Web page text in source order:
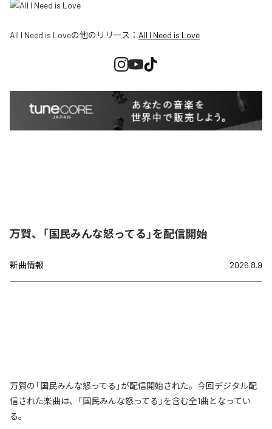
All I Need is Loveの他のリリース： All I Need is Love
万賀、「国民みんな怒ってる」を配信開始
新曲情報 2026.8.9
万賀の「国民みんな怒ってる」が配信開始された。今回デジタル配
信された楽曲は、「国民みんな怒ってる」を含む全1曲となってい
る。